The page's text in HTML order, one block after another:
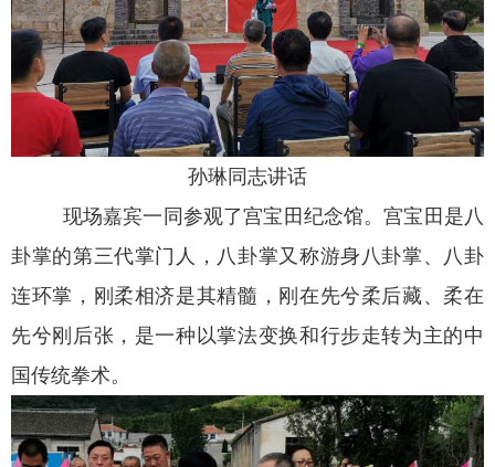
孙琳同志讲话
现场嘉宾一同参观了宫宝田纪念馆。宫宝田是八
卦掌的第三代掌门人，八卦掌又称游身八卦掌、八卦
连环掌，刚柔相济是其精髓，刚在先兮柔后藏、柔在
先兮刚后张，是一种以掌法变换和行步走转为主的中
国传统拳术。